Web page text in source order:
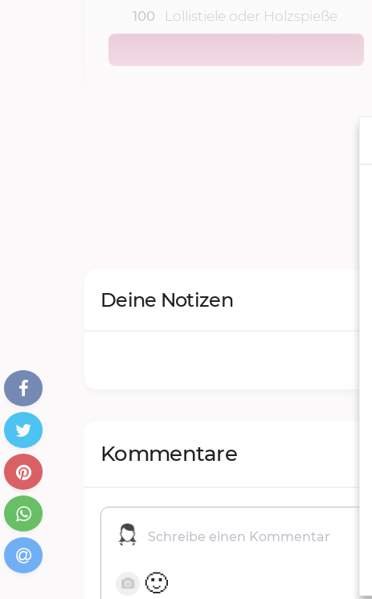
100 Lollistiele oder Holzspieße
Deine Notizen
Kommentare
🙂